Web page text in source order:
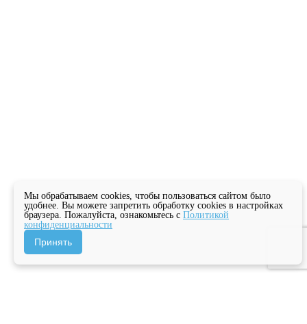
Мы обрабатываем cookies, чтобы пользоваться сайтом было
удобнее. Вы можете запретить обработку cookies в настройках
браузера. Пожалуйста, ознакомьтесь с Политикой
конфиденциальности
Принять